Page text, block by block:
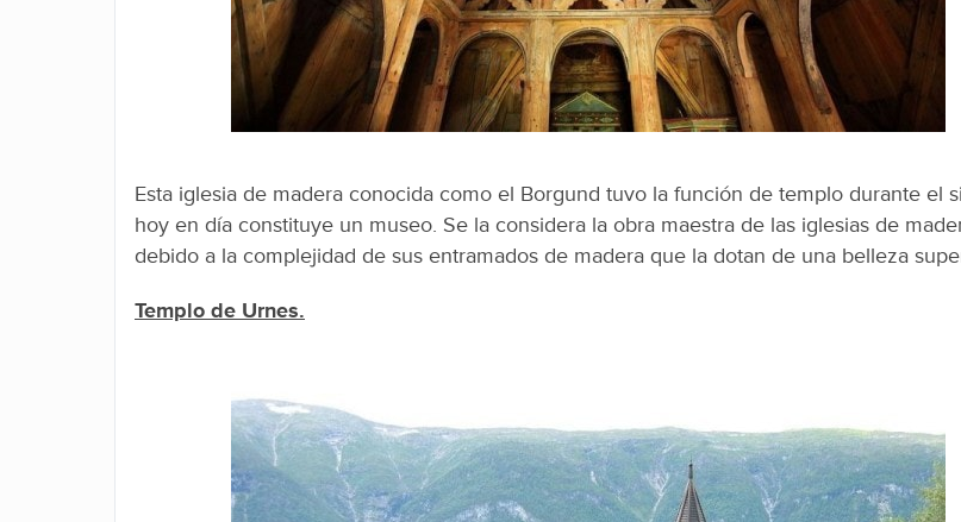
Esta iglesia de madera conocida como el Borgund tuvo la función de templo durante el
hoy en día constituye un museo. Se la considera la obra maestra de las iglesias de
debido a la complejidad de sus entramados de madera que la dotan de una belleza
Templo de Urnes.
Facebook Twitter